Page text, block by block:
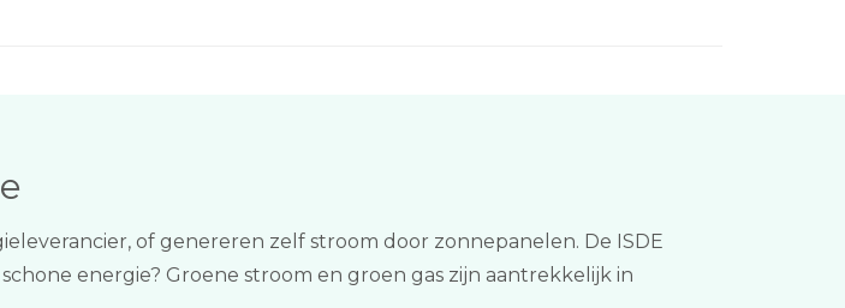
of genereren zelf stroom door zonnepanelen. De ISDE
energie? Groene stroom en groen gas zijn aantrekkelijk in